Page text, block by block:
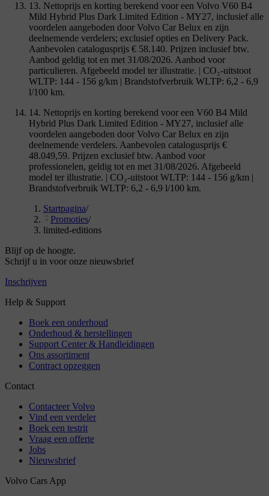
13. Nettoprijs en korting berekend voor een Volvo V60 B4
Mild Hybrid Plus Dark Limited Edition - MY27, inclusief alle
voordelen aangeboden door Volvo Car Belux en zijn
deelnemende verdelers; exclusief opties en Delivery Pack.
Aanbevolen catalogusprijs € 58.140. Prijzen inclusief btw.
Aanbod geldig tot en met 31/08/2026. Aanbod voor
particulieren. Afgebeeld model ter illustratie. | CO₂-uitstoot
WLTP: 144 - 156 g/km | Brandstofverbruik WLTP: 6,2 - 6,9
l/100 km.
14. Nettoprijs en korting berekend voor een V60 B4 Mild
Hybrid Plus Dark Limited Edition - MY27, inclusief alle
voordelen aangeboden door Volvo Car Belux en zijn
deelnemende verdelers. Aanbevolen catalogusprijs €
48.049,59. Prijzen exclusief btw. Aanbod voor
professionelen, geldig tot en met 31/08/2026. Afgebeeld
model ter illustratie. | CO₂-uitstoot WLTP: 144 - 156 g/km |
Brandstofverbruik WLTP: 6,2 - 6,9 l/100 km.
Startpagina/
Promoties/
limited-editions